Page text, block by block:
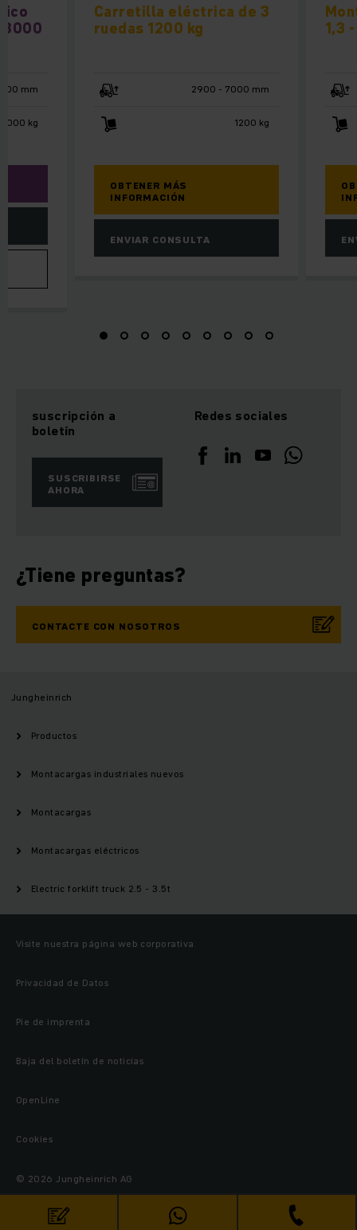
Carretilla eléctrica de 3
ruedas 1200 kg
2900 - 7000 mm
1200 kg
OBTENER MÁS
INFORMACIÓN
ENVIAR CONSULTA
1,3
3000
mm
kg
suscripción a
boletín
SUSCRIBIRSE
AHORA
Redes sociales
¿Tiene preguntas?
CONTACTE CON NOSOTROS
Jungheinrich
Productos
Montacargas industriales nuevos
Montacargas
Montacargas eléctricos
Electric forklift truck 2.5 - 3.5t
Visite nuestra página web corporativa
Privacidad de Datos
Pie de imprenta
Baja del boletín de noticias
OpenLine
Cookies
© 2026 Jungheinrich AG